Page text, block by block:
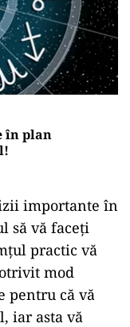
în plan
importante în
să vă faceți
practic vă
mod
pentru că vă
iar asta vă